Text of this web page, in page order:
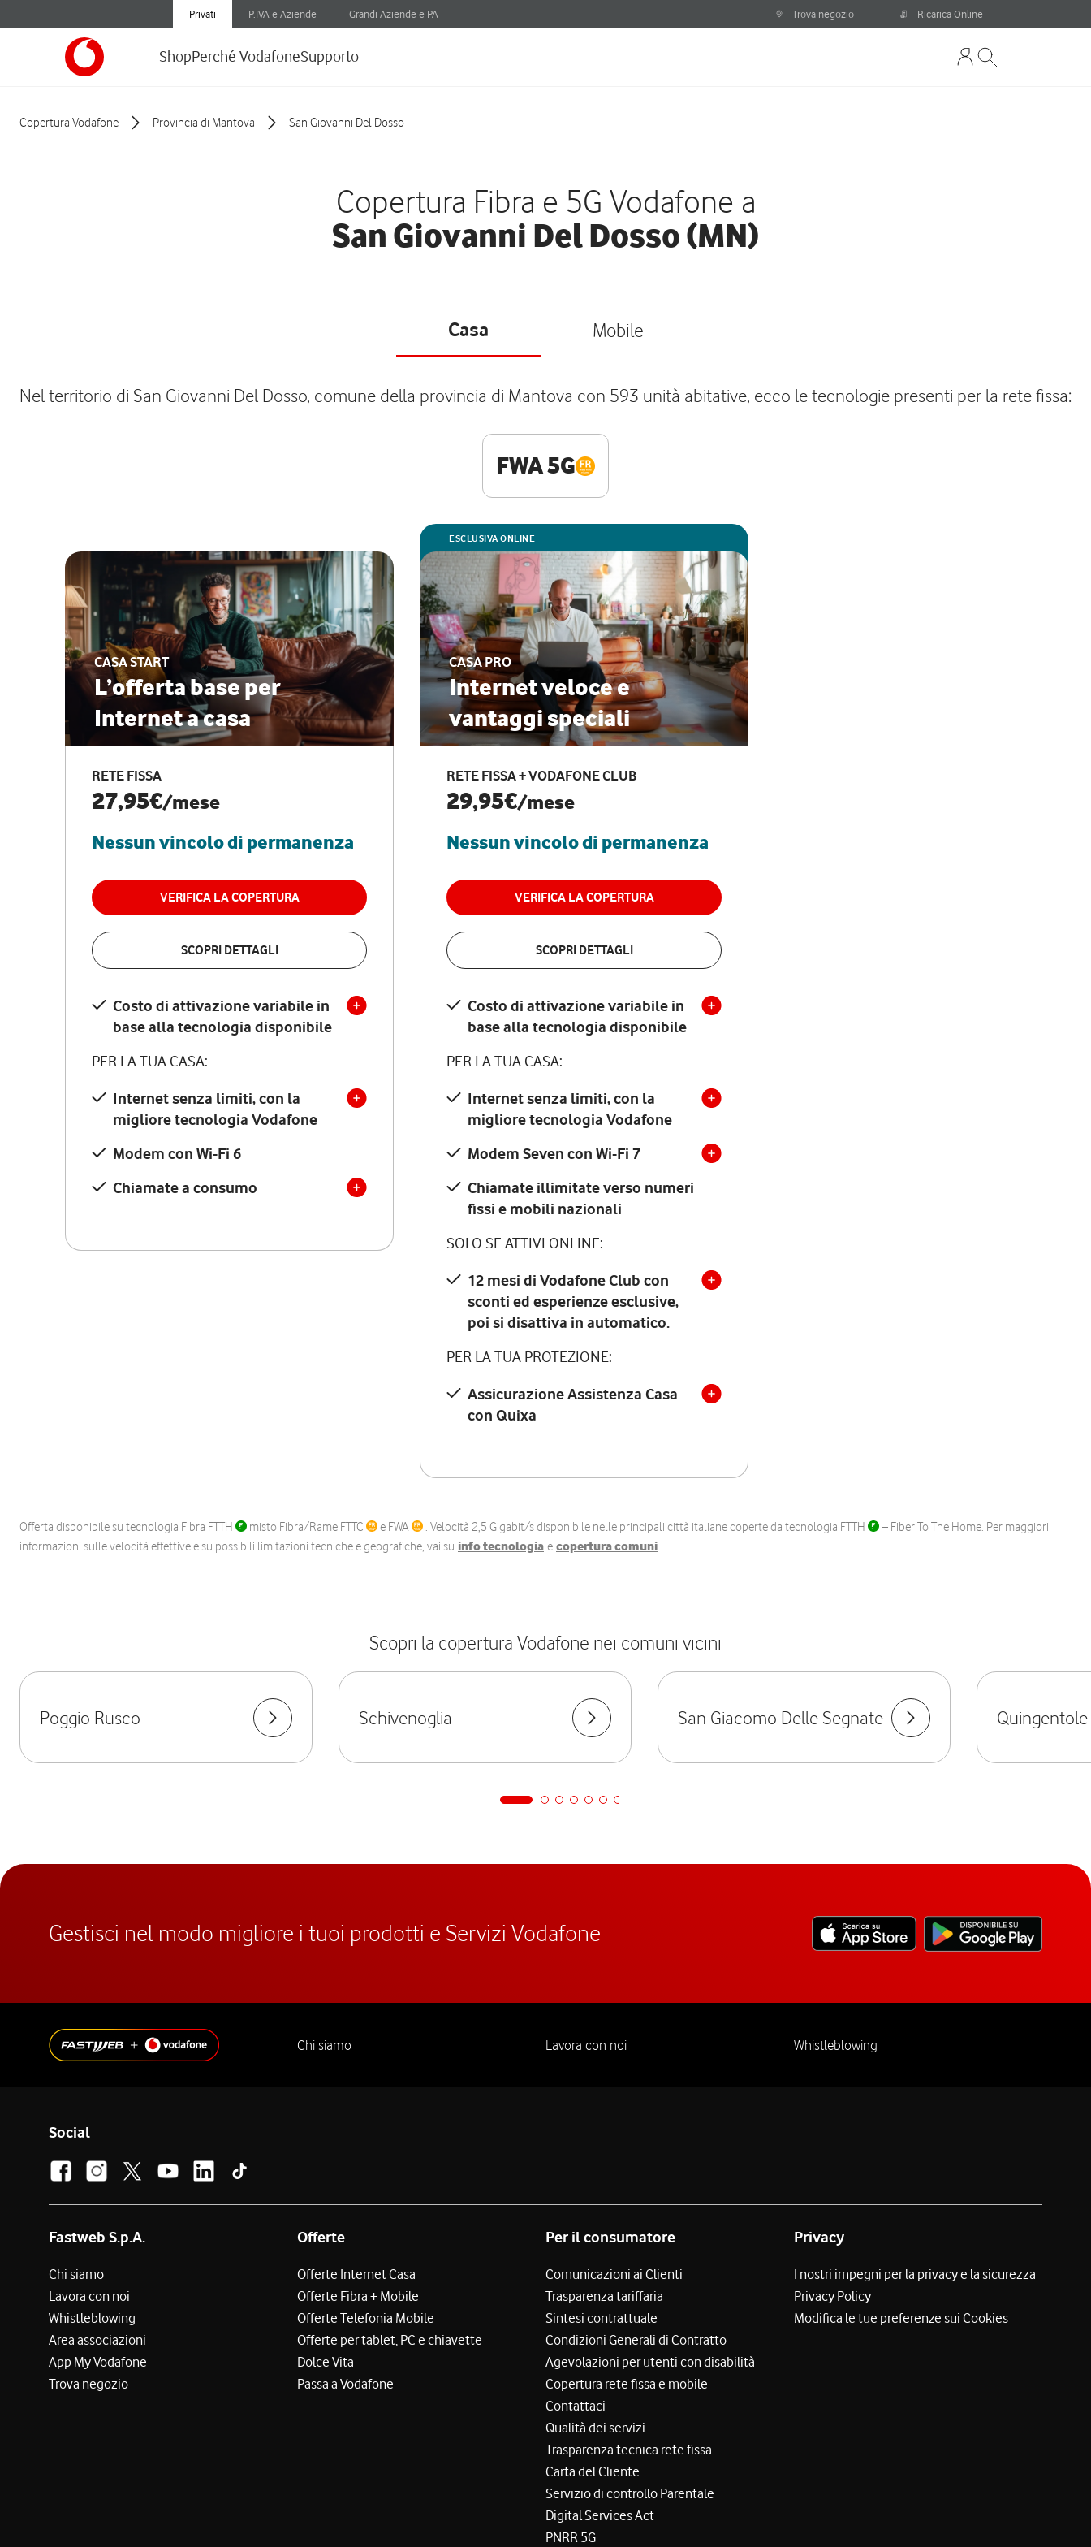
Privati P.IVA e Aziende Grandi Aziende e PA Trova negozio Ricarica Online
ShopPerché VodafoneSupporto
Copertura Vodafone Provincia di Mantova San Giovanni Del Dosso
Copertura Fibra e 5G Vodafone a
San Giovanni Del Dosso (MN)
Casa Mobile
Nel territorio di San Giovanni Del Dosso, comune della provincia di Mantova con 593 unità abitative, ecco le tecnologie presenti per la rete fissa:
FWA 5G
CASA START
L’offerta base per
Internet a casa
RETE FISSA
27,95€/mese
Nessun vincolo di permanenza
VERIFICA LA COPERTURA
SCOPRI DETTAGLI
Costo di attivazione variabile in
base alla tecnologia disponibile
PER LA TUA CASA:
Internet senza limiti, con la
migliore tecnologia Vodafone
Modem con Wi-Fi 6
Chiamate a consumo
ESCLUSIVA ONLINE
CASA PRO
Internet veloce e
vantaggi speciali
RETE FISSA + VODAFONE CLUB
29,95€/mese
Nessun vincolo di permanenza
VERIFICA LA COPERTURA
SCOPRI DETTAGLI
Costo di attivazione variabile in
base alla tecnologia disponibile
PER LA TUA CASA:
Internet senza limiti, con la
migliore tecnologia Vodafone
Modem Seven con Wi-Fi 7
Chiamate illimitate verso numeri
fissi e mobili nazionali
SOLO SE ATTIVI ONLINE:
12 mesi di Vodafone Club con
sconti ed esperienze esclusive,
poi si disattiva in automatico.
PER LA TUA PROTEZIONE:
Assicurazione Assistenza Casa
con Quixa
Offerta disponibile su tecnologia Fibra FTTH misto Fibra/Rame FTTC e FWA . Velocità 2,5 Gigabit/s disponibile nelle principali città italiane coperte da tecnologia FTTH
– Fiber To The Home. Per maggiori
informazioni sulle velocità effettive e su possibili limitazioni tecniche e geografiche, vai su info tecnologia e copertura comuni.
Scopri la copertura Vodafone nei comuni vicini
Poggio Rusco Schivenoglia San Giacomo Delle Segnate Quingentole
Gestisci nel modo migliore i tuoi prodotti e Servizi Vodafone
Chi siamo Lavora con noi Whistleblowing
Social
Fastweb S.p.A.
Chi siamo
Lavora con noi
Whistleblowing
Area associazioni
App My Vodafone
Trova negozio
Offerte
Offerte Internet Casa
Offerte Fibra + Mobile
Offerte Telefonia Mobile
Offerte per tablet, PC e chiavette
Dolce Vita
Passa a Vodafone
Per il consumatore
Comunicazioni ai Clienti
Trasparenza tariffaria
Sintesi contrattuale
Condizioni Generali di Contratto
Agevolazioni per utenti con disabilità
Copertura rete fissa e mobile
Contattaci
Qualità dei servizi
Trasparenza tecnica rete fissa
Carta del Cliente
Servizio di controllo Parentale
Digital Services Act
PNRR 5G
Privacy
I nostri impegni per la privacy e la sicurezza
Privacy Policy
Modifica le tue preferenze sui Cookies